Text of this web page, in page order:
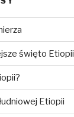
święto Etiopii
Etiopii